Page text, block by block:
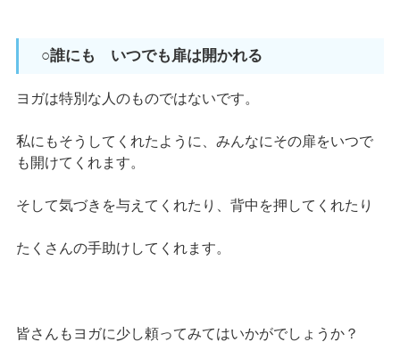
○誰にも いつでも扉は開かれる
ヨガは特別な人のものではないです。
私にもそうしてくれたように、みんなにその扉をいつで
も開けてくれます。
そして気づきを与えてくれたり、背中を押してくれたり
たくさんの手助けしてくれます。
皆さんもヨガに少し頼ってみてはいかがでしょうか？